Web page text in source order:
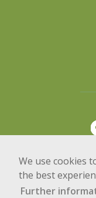
We use cookies
the best
Further